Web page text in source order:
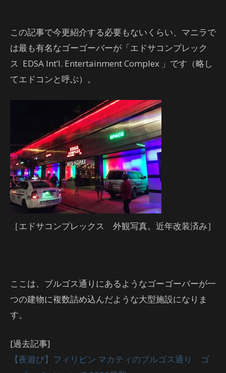
この記事で今更紹介する必要もないくらい、マニラで
は最も有名なゴーゴーバーが「エドサコンプレック
ス EDSA Int’l. Entertainment Complex 」です（略し
てエドコンと呼ぶ）。
［エドサコンプレックス 外観写真。近年改装済み］
ここは、ブルゴス通りにあるようなゴーゴーバーが一
つの建物に複数詰め込んだような大型施設になりま
す。
[過去記事]
【夜遊び】フィリピン マカティのブルゴス通り ゴ